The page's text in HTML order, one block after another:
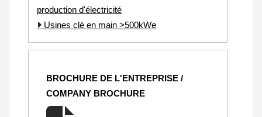
production d'électricité
Usines clé en main >500kWe
BROCHURE DE L'ENTREPRISE /
COMPANY BROCHURE